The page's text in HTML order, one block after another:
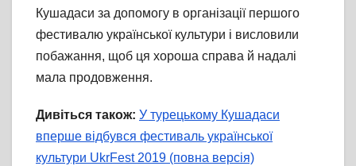
Кушадаси за допомогу в організації першого
фестивалю української культури і висловили
побажання, щоб ця хороша справа й надалі
мала продовження.
Дивіться також: У турецькому Кушадаси
вперше відбувся фестиваль української
культури UkrFest 2019 (повна версія)